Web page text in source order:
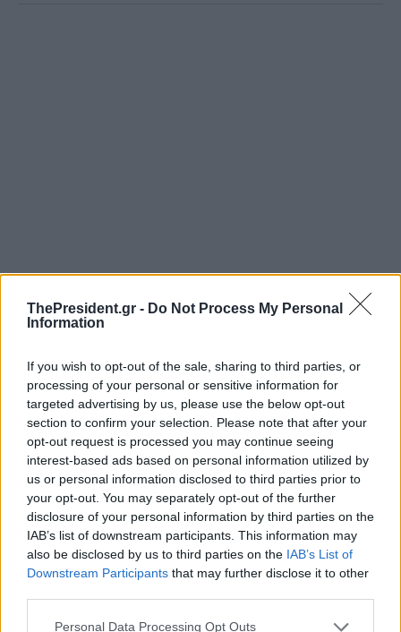
ThePresident.gr - Do Not Process My Personal
Information
If you wish to opt-out of the sale, sharing to third parties, or
processing of your personal or sensitive information for
targeted advertising by us, please use the below opt-out
section to confirm your selection. Please note that after your
opt-out request is processed you may continue seeing
interest-based ads based on personal information utilized by
us or personal information disclosed to third parties prior to
your opt-out. You may separately opt-out of the further
disclosure of your personal information by third parties on the
IAB’s list of downstream participants. This information may
also be disclosed by us to third parties on the IAB’s List of
Downstream Participants that may further disclose it to other
Personal Data Processing Opt Outs
Δ.Κιρμικίρογλου: Η Ελλάδα έχει υλοποιήσει
περισσότερες από 50 δράσεις για την ενίσχυση